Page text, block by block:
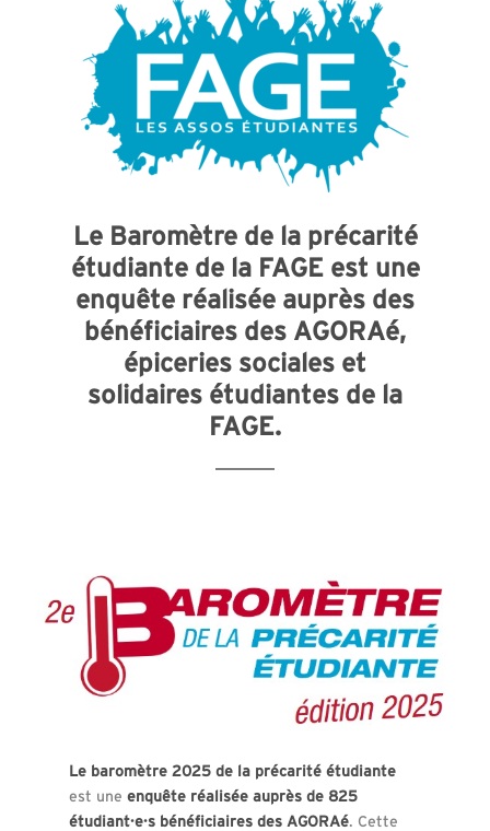
Le Baromètre de la précarité
étudiante de la FAGE est une
enquête réalisée auprès des
bénéficiaires des AGORAé,
épiceries sociales et
solidaires étudiantes de la
FAGE.
Le baromètre 2025 de la précarité étudiante
est une enquête réalisée auprès de 825
étudiant·e·s bénéficiaires des AGORAé. Cette